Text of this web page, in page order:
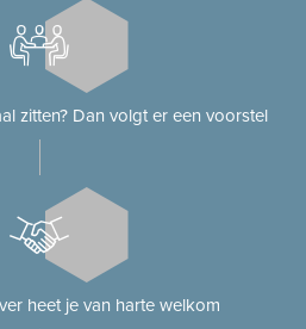
zitten? Dan volgt er een voorstel
heet je van harte welkom